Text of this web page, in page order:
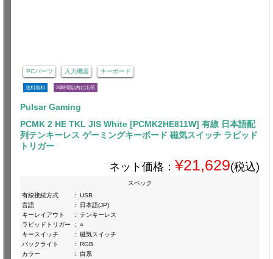
PCパーツ 入力機器 キーボード
送料無料 24時間以内に出荷
Pulsar Gaming
PCMK 2 HE TKL JIS White [PCMK2HE811W] 有線 日本語配
列テンキーレス ゲーミングキーボード 磁気スイッチ ラピッド
トリガー
ネット価格： ¥21,629(税込)
スペック
有線接続方式
:
USB
言語
:
日本語(JP)
キーレイアウト
:
テンキーレス
ラピッドトリガー
:
○
キースイッチ
:
磁気スイッチ
バックライト
:
RGB
カラー
:
白系